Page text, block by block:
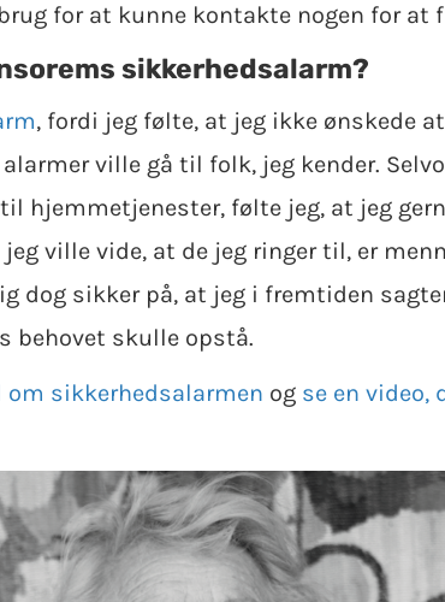
for at kunne kontakte nogen for at
sikkerhedsalarm?
, fordi jeg følte, at jeg ikke ønskede
ville gå til folk, jeg kender.
hjemmetjenester, følte jeg, at jeg
ville vide, at de jeg ringer til, er
dog sikker på, at jeg i fremtiden
behovet skulle opstå.
sikkerhedsalarmen og se en video,